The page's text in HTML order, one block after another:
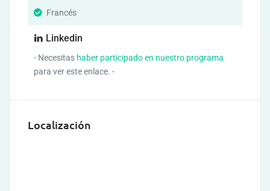
Francés
Linkedin
- Necesitas haber participado en nuestro programa
para ver este enlace. -
Localización